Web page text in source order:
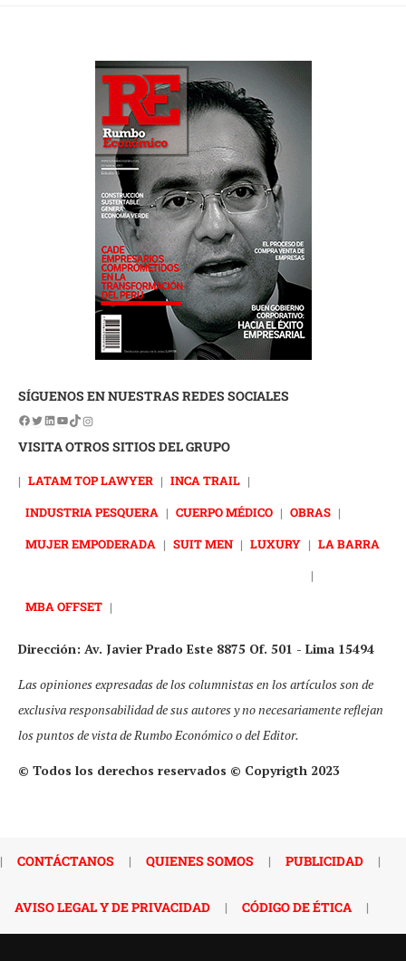
SÍGUENOS EN NUESTRAS REDES SOCIALES
VISITA OTROS SITIOS DEL GRUPO
| LATAM TOP LAWYER | INCA TRAIL |
INDUSTRIA PESQUERA | CUERPO MÉDICO | OBRAS |
MUJER EMPODERADA | SUIT MEN | LUXURY | LA BARRA
|
MBA OFFSET |
Dirección: Av. Javier Prado Este 8875 Of. 501 - Lima 15494
Las opiniones expresadas de los columnistas en los artículos son de
exclusiva responsabilidad de sus autores y no necesariamente reflejan
los puntos de vista de Rumbo Económico o del Editor.
© Todos los derechos reservados © Copyrigth 2023
| CONTÁCTANOS | QUIENES SOMOS | PUBLICIDAD |
AVISO LEGAL Y DE PRIVACIDAD | CÓDIGO DE ÉTICA |